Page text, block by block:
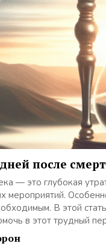
дней после
— это глубокая
мероприятий.
В этой
в этот трудный